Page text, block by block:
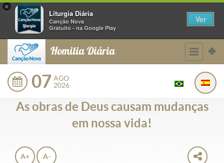
×
Liturgia Diária
Canção Nova
Gratuito - na Google Play
Ver
Homilia Diária
07 AGO
2026
As obras de Deus causam mudanças
em nossa vida!
A+ A-